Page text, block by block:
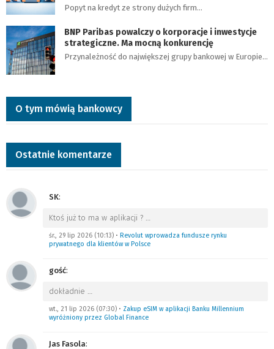
Popyt na kredyt ze strony dużych firm…
BNP Paribas powalczy o korporacje i inwestycje
strategiczne. Ma mocną konkurencję
Przynależność do największej grupy bankowej w Europie…
O tym mówią bankowcy
Ostatnie komentarze
SK:
Ktoś już to ma w aplikacji ? …
śr., 29 lip 2026 (10:13) • Revolut wprowadza fundusze rynku
prywatnego dla klientów w Polsce
gość:
dokładnie …
wt., 21 lip 2026 (07:30) • Zakup eSIM w aplikacji Banku Millennium
wyróżniony przez Global Finance
Jas Fasola: